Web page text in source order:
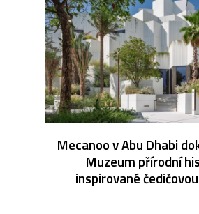
Mecanoo v Abu Dhabi
Muzeum přírodní
inspirované